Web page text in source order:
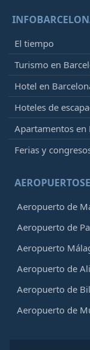
El tiempo
Turismo en
Hotel en
Hoteles de
Apartamentos en
Ferias y
Aeropuerto de
Aeropuerto de
Aeropuerto
Aeropuerto de
Aeropuerto de
Aeropuerto de